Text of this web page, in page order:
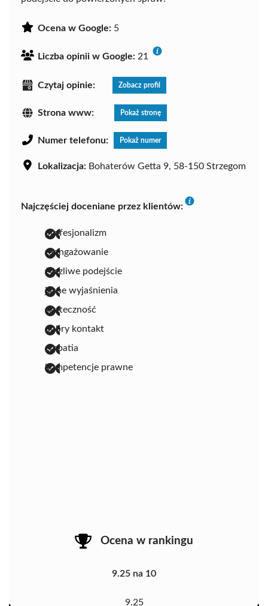
Ocena w Google: 5
Liczba opinii w Google: 21
Czytaj opinie: Zobacz profil
Strona www: Pokaż stronę
Numer telefonu: Pokaż numer
Lokalizacja: Bohaterów Getta 9, 58-150 Strzegom
Najczęściej doceniane przez klientów:
profesjonalizm
zaangażowanie
życzliwe podejście
jasne wyjaśnienia
skuteczność
dobry kontakt
empatia
kompetencje prawne
Ocena w rankingu
9.25 na 10
9.25